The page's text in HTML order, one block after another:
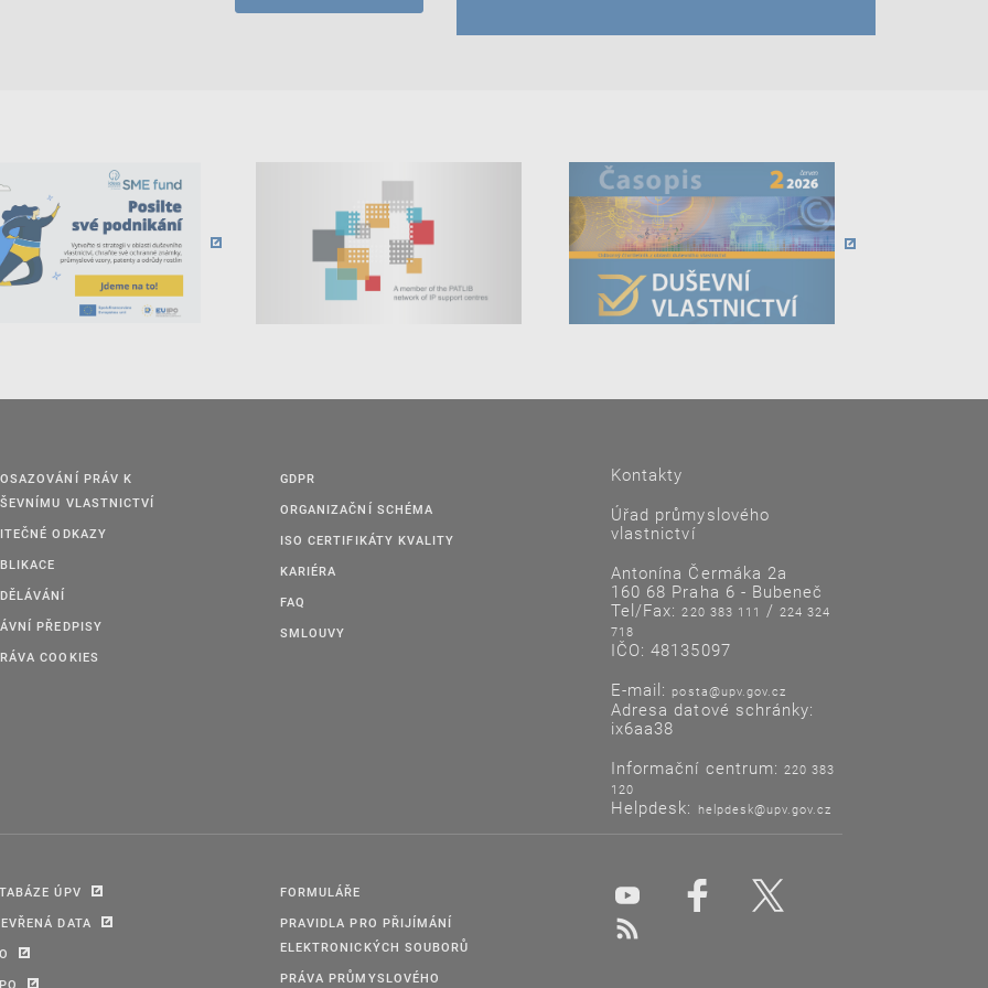
PRÁV K
VLASTNICTVÍ
ODKAZY
PŘEDPISY
COOKIES
GDPR
ORGANIZAČNÍ SCHÉMA
ISO CERTIFIKÁTY KVALITY
KARIÉRA
FAQ
SMLOUVY
Kontakty
Úřad průmyslového
vlastnictví
Antonína Čermáka 2a
160 68 Praha 6 - Bubeneč
Tel/Fax:220 383 111 /224 324
718
IČO: 48135097
E-mail: posta@upv.gov.cz
Adresa datové schránky:
ix6aa38
Informační centrum: 220 383
120
Helpdesk: helpdesk@upv.gov.cz
ÚPV
DATA
FORMULÁŘE
PRAVIDLA PRO PŘIJÍMÁNÍ
ELEKTRONICKÝCH SOUBORŮ
PRÁVA PRŮMYSLOVÉHO